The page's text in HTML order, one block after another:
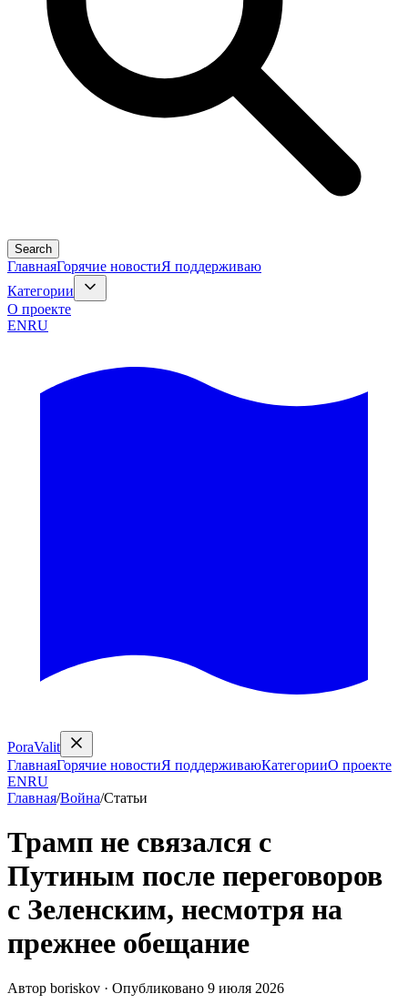
Search
ГлавнаяГорячие новостиЯ поддерживаю
Категории
О проекте
ENRU
PoraValit
ГлавнаяГорячие новостиЯ поддерживаюКатегорииО проекте
ENRU
Главная/Война/Статьи
Трамп не связался с
Путиным после переговоров
с Зеленским, несмотря на
прежнее обещание
Автор boriskov · Опубликовано 9 июля 2026